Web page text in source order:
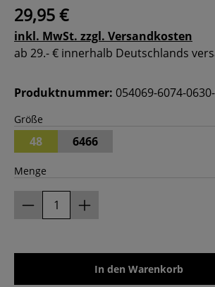
29,95 €
inkl. MwSt. zzgl. Versandkosten
ab 29.- € innerhalb Deutschlands
Produktnummer: 054069-6074-
Größe
48 6466
Menge
In den Warenkorb